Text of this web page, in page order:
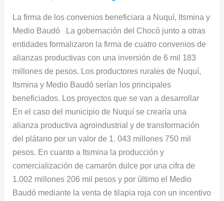
La firma de los convenios beneficiara a Nuquí, Itsmina y
Medio Baudó La gobernación del Chocó junto a otras
entidades formalizaron la firma de cuatro convenios de
alianzas productivas con una inversión de 6 mil 183
millones de pesos. Los productores rurales de Nuquí,
Itsmina y Medio Baudó serían los principales
beneficiados. Los proyectos que se van a desarrollar
En el caso del municipio de Nuquí se crearía una
alianza productiva agroindustrial y de transformación
del plátano por un valor de 1. 043 millones 750 mil
pesos. En cuanto a Itsmina la producción y
comercialización de camarón dulce por una cifra de
1.002 millones 206 mil pesos y por último el Medio
Baudó mediante la venta de tilapia roja con un incentivo
a
productores
rurales